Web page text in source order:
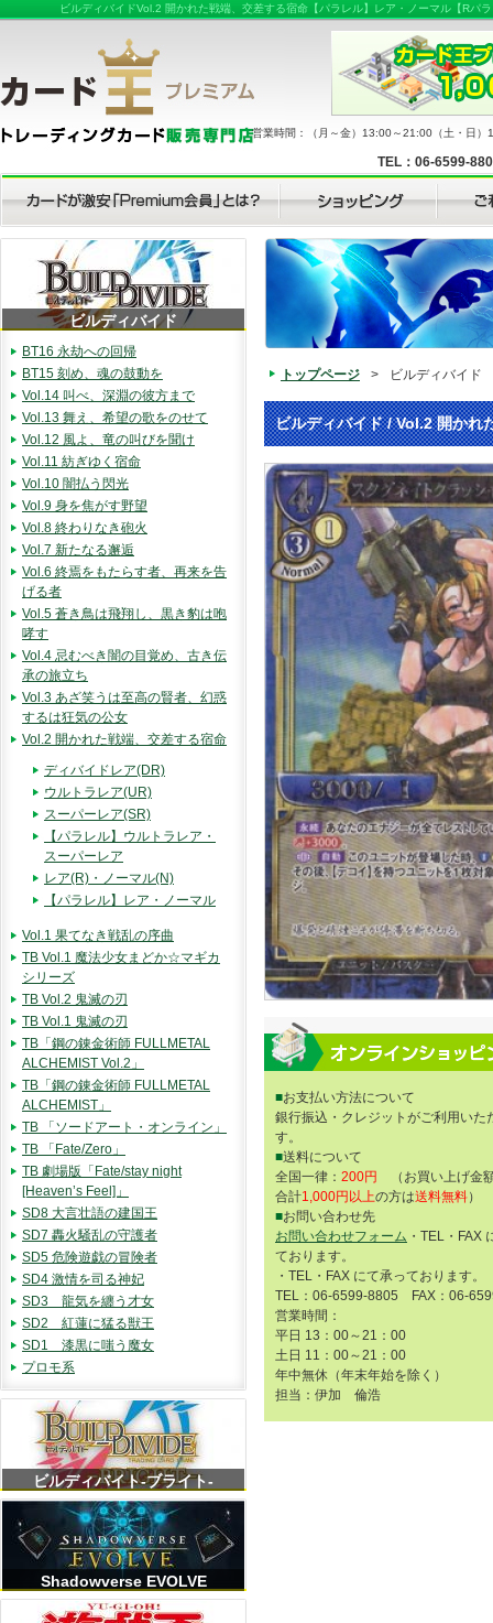
ビルディバイドVol.2 開かれた戦端、交差する宿命【パラレル】レア・ノーマル【R
営業時間：（月～金）13:00～21:00（土・日
TEL：06-6599-
トップページ > ビルディバイド
ビルディバイド / Vol.2 開かれ
■お支払い方法について
銀行振込・クレジットがご利用いた
す。
■送料について
全国一律： 200円
（お買い上げ金
合計1,000円以上の方は送料無料）
■お問い合わせ先
お問い合わせフォーム ・TEL・FAX
ております。
・TEL・FAX にて承っております。
TEL：06-6599-8805 FAX：06-
営業時間：
平日 13：00～21：00
土日 11：00～21：00
年中無休（年末年始を除く）
担当：伊加 倫浩
ビルディバイド
BT16 永劫への回帰
BT15 刻め、魂の鼓動を
Vol.14 叫べ、深淵の彼方まで
Vol.13 舞え、希望の歌をのせて
Vol.12 風よ、竜の叫びを聞け
Vol.11 紡ぎゆく宿命
Vol.10 闇払う閃光
Vol.9 身を焦がす野望
Vol.8 終わりなき砲火
Vol.7 新たなる邂逅
Vol.6 終焉をもたらす者、再来を告
げる者
Vol.5 蒼き鳥は飛翔し、黒き豹は咆
哮す
Vol.4 忌むべき闇の目覚め、古き伝
承の旅立ち
Vol.3 あざ笑うは至高の賢者、幻惑
するは狂気の公女
Vol.2 開かれた戦端、交差する宿命
ディバイドレア(DR)
ウルトラレア(UR)
スーパーレア(SR)
【パラレル】ウルトラレア・
スーパーレア
レア(R)・ノーマル(N)
【パラレル】レア・ノーマル
Vol.1 果てなき戦乱の序曲
TB Vol.1 魔法少女まどか☆マギカ
シリーズ
TB Vol.2 鬼滅の刃
TB Vol.1 鬼滅の刃
TB「鋼の錬金術師 FULLMETAL
ALCHEMIST Vol.2」
TB「鋼の錬金術師 FULLMETAL
ALCHEMIST」
TB 「ソードアート・オンライン」
TB 「Fate/Zero」
TB 劇場版「Fate/stay night
[Heaven’s Feel]」
SD8 大言壮語の建国王
SD7 轟火騒乱の守護者
SD5 危険遊戯の冒険者
SD4 激情を司る神妃
SD3 龍気を纏う才女
SD2 紅蓮に猛る獣王
SD1 漆黒に嗤う魔女
プロモ系
ビルディバイト-ブライト-
Shadowverse EVOLVE